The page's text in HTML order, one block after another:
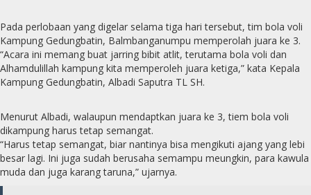
Pada perlobaan yang digelar selama tiga hari tersebut, tim bola voli
Kampung Gedungbatin, Balmbanganumpu memperolah juara ke 3.
“Acara ini memang buat jarring bibit atlit, terutama bola voli dan
Alhamdulillah kampung kita memperoleh juara ketiga,” kata Kepala
Kampung Gedungbatin, Albadi Saputra TL SH.
Menurut Albadi, walaupun mendaptkan juara ke 3, tiem bola voli
dikampung harus tetap semangat.
“Harus tetap semangat, biar nantinya bisa mengikuti ajang yang lebi
besar lagi. Ini juga sudah berusaha semampu meungkin, para kawula
muda dan juga karang taruna,” ujarnya.